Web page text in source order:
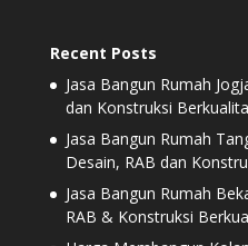
Recent Posts
Jasa Bangun Rumah
dan Konstruksi
Jasa Bangun Rumah
Desain, RAB dan
Jasa Bangun Rumah
RAB & Konstruksi